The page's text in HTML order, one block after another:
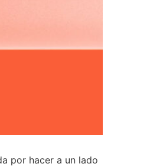
por hacer a un lado